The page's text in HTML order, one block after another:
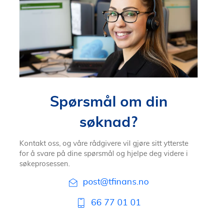
Spørsmål om din
søknad?
Kontakt oss, og våre rådgivere vil gjøre sitt ytterste
for å svare på dine spørsmål og hjelpe deg videre i
søkeprosessen.
post@tfinans.no
66 77 01 01